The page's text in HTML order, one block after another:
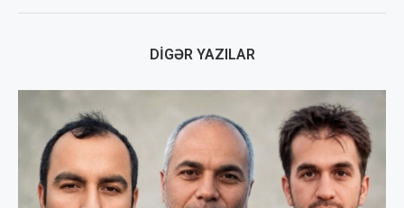
DIGƏR YAZILAR